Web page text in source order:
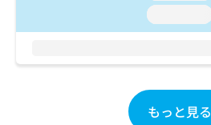
もっと見る